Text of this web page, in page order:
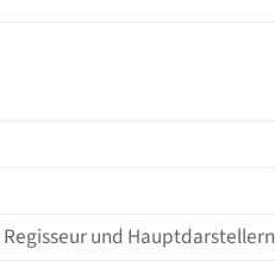
und Hauptdarstellern